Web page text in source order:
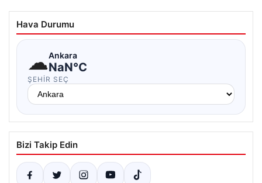
Hava Durumu
☁Ankara
NaN°C
ŞEHIR SEÇ
Bizi Takip Edin